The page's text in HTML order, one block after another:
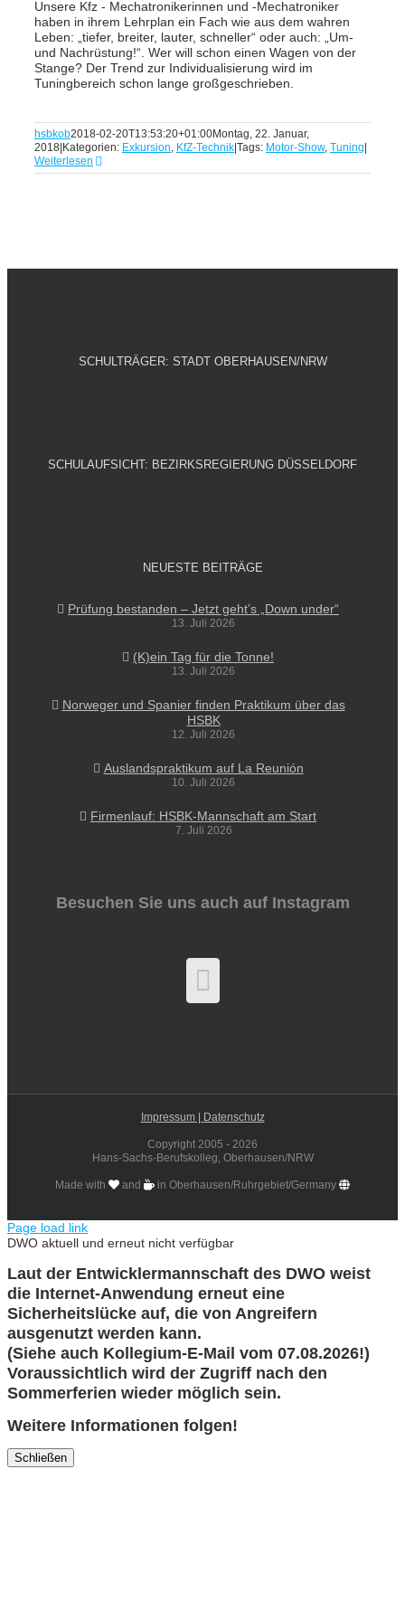
Unsere Kfz - Mechatronikerinnen und -Mechatroniker
haben in ihrem Lehrplan ein Fach wie aus dem wahren
Leben: „tiefer, breiter, lauter, schneller“ oder auch: „Um-
und Nachrüstung!“. Wer will schon einen Wagen von der
Stange? Der Trend zur Individualisierung wird im
Tuningbereich schon lange großgeschrieben.
hsbkob2018-02-20T13:53:20+01:00Montag, 22. Januar,
2018 Kategorien: Exkursion, KfZ-Technik Tags: Motor-Show, Tuning
Weiterlesen
SCHULTRÄGER: STADT OBERHAUSEN/NRW
SCHULAUFSICHT: BEZIRKSREGIERUNG DÜSSELDORF
NEUESTE BEITRÄGE
Prüfung bestanden – Jetzt geht’s „Down under“
13. Juli 2026
(K)ein Tag für die Tonne!
13. Juli 2026
Norweger und Spanier finden Praktikum über das
HSBK
12. Juli 2026
Auslandspraktikum auf La Reunión
10. Juli 2026
Firmenlauf: HSBK-Mannschaft am Start
7. Juli 2026
Besuchen Sie uns auch auf Instagram
Impressum | Datenschutz
Copyright 2005 - 2026
Hans-Sachs-Berufskolleg, Oberhausen/NRW
Made with and in Oberhausen/Ruhrgebiet/Germany
Page load link
DWO aktuell und erneut nicht verfügbar
Laut der Entwicklermannschaft des DWO weist
die Internet-Anwendung erneut eine
Sicherheitslücke auf, die von Angreifern
ausgenutzt werden kann.
(Siehe auch Kollegium-E-Mail vom 07.08.2026!)
Voraussichtlich wird der Zugriff nach den
Sommerferien wieder möglich sein.
Weitere Informationen folgen!
Schließen